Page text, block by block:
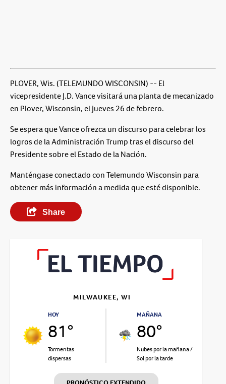
PLOVER, Wis. (TELEMUNDO WISCONSIN) -- El
vicepresidente J.D. Vance visitará una planta de mecanizado
en Plover, Wisconsin, el jueves 26 de febrero.
Se espera que Vance ofrezca un discurso para celebrar los
logros de la Administración Trump tras el discurso del
Presidente sobre el Estado de la Nación.
Manténgase conectado con Telemundo Wisconsin para
obtener más información a medida que esté disponible.
Share
MILWAUKEE, WI
HOY
81°
Tormentas
dispersas
MAÑANA
80°
Nubes por la mañana /
Sol por la tarde